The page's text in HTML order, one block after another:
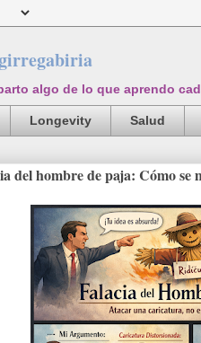
algo de lo que aprendo
Longevity Salud
del hombre de paja: Cómo se